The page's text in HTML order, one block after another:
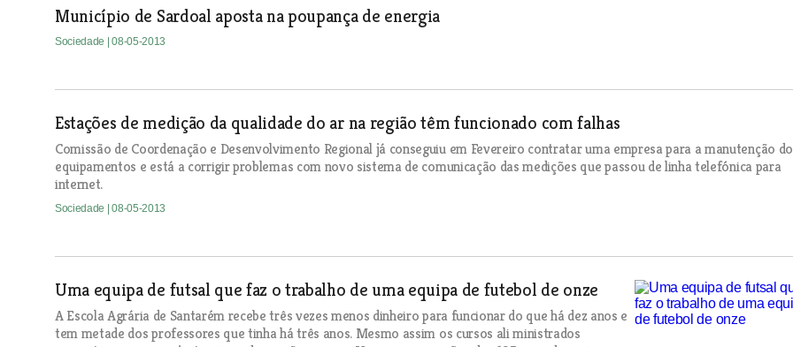
Município de Sardoal aposta na poupança de energia
Sociedade | 08-05-2013
Estações de medição da qualidade do ar na região têm funcionado com falhas
Comissão de Coordenação e Desenvolvimento Regional já conseguiu em Fevereiro contratar uma empresa para a manutenção
equipamentos e está a corrigir problemas com novo sistema de comunicação das medições que passou de linha telefónica para
internet.
Sociedade | 08-05-2013
Uma equipa de futsal que faz o trabalho de uma equipa de futebol de onze
A Escola Agrária de Santarém recebe três vezes menos dinheiro para funcionar do que há dez anos e
tem metade dos professores que tinha há três anos. Mesmo assim os cursos ali ministrados